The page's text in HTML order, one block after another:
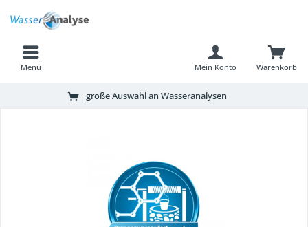
Menü Warenkorb
Mein Konto
große Auswahl an Wasseranalysen